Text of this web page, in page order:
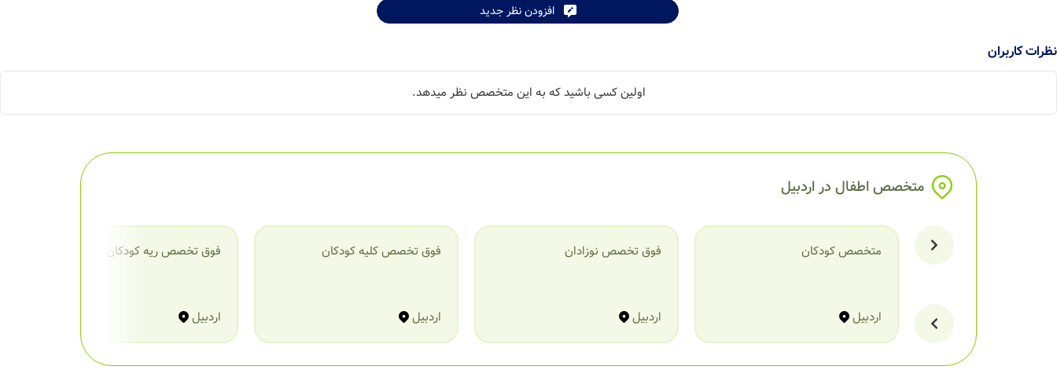
افزودن نظر جدید
نظرات کاربران
اولین کسی باشید که به این متخصص نظر میدهد.
متخصص اطفال در اردبیل
متخصص کودکان
اردبیل
فوق تخصص نوزادان
اردبیل
فوق تخصص کلیه کودکان
اردبیل
فوق تخصص ریه کودکان
اردبیل